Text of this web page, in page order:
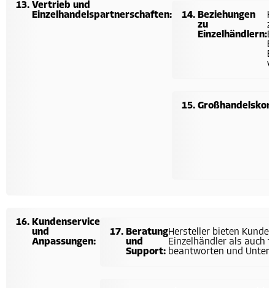
Vertrieb und
Einzelhandelspartnerschaften:
Beziehungen
zu
Einzelhändlern:
Kundenservice
und
Anpassungen:
Beratung
und
Support:
Hersteller bieten
Einzelhändler als auch
beantworten und